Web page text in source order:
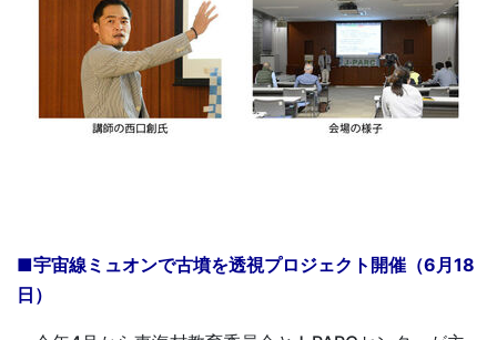
■宇宙線ミュオンで古墳を透視プロジェクト開催（6月18
日）